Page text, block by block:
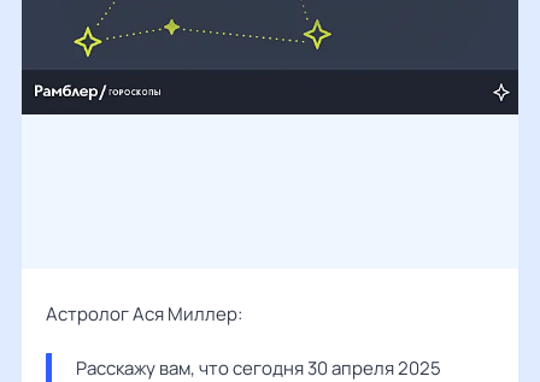
Астролог Ася Миллер:
Расскажу вам, что сегодня 30 апреля 2025